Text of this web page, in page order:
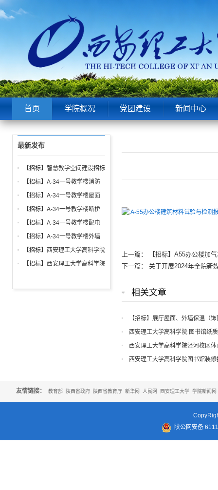
首页 学院概况 党团建设 新闻中心
A-55办公楼建筑材料试验与检测
上一篇：
【招标】A55办公楼加
下一篇： 关于开展2024年全院新
相关文章
【招标】展厅屋面、外墙保温（
西安理工大学高科学院 图书馆纸
西安理工大学高科学院泾河校区
西安理工大学高科学院图书馆装
最新发布
【招标】智慧教学空间建设招标
公告
【招标】A-34一号教学楼消防
给水、电气、通风系统与防火门
调试工程招标公告
【招标】A-34一号教学楼屋面
找坡层及保温层工程招标公告
【招标】A-34一号教学楼断桥
铝合金窗深化设计、制作安装招
标公告
【招标】A-34一号教学楼配电
箱、柜采购招标文件
【招标】A-34一号教学楼外墙
保温及饰面工程招标公告
【招标】西安理工大学高科学院
2026年新生床上用品招标公告
【招标】西安理工大学高科学院
友情链接： 教育部 陕西省政府 陕西省教育厅 新华网 人民网 西安理工大学 学院新闻网
陕公网安备